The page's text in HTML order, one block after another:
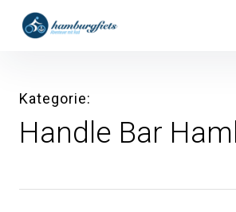
überspringen
hamburgfiets –
Kategorie
Handle Bar